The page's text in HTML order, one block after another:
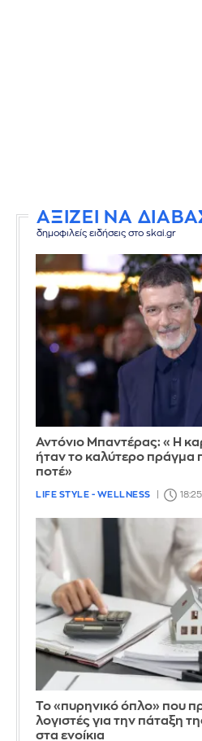
ΑΞΙΖΕΙ ΝΑ
δημοφιλείς ειδήσεις στο skai.gr
Αντόνιο Μπαντέρας: «Η
ήταν το καλύτερο πράγμα
ποτέ»
LIFE STYLE - WELLNESS
Το «πυρηνικό όπλο» που
λογιστές για την πάταξη
στα ενοίκια